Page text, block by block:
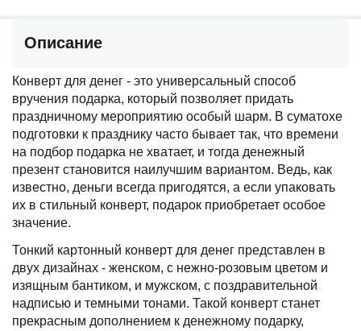
Описание
Конверт для денег - это универсальный способ
вручения подарка, который позволяет придать
праздничному мероприятию особый шарм. В суматохе
подготовки к празднику часто бывает так, что времени
на подбор подарка не хватает, и тогда денежный
презент становится наилучшим вариантом. Ведь, как
известно, деньги всегда пригодятся, а если упаковать
их в стильный конверт, подарок приобретает особое
значение.
Тонкий картонный конверт для денег представлен в
двух дизайнах - женском, с нежно-розовым цветом и
изящным бантиком, и мужском, с поздравительной
надписью и темными тонами. Такой конверт станет
прекрасным дополнением к денежному подарку,